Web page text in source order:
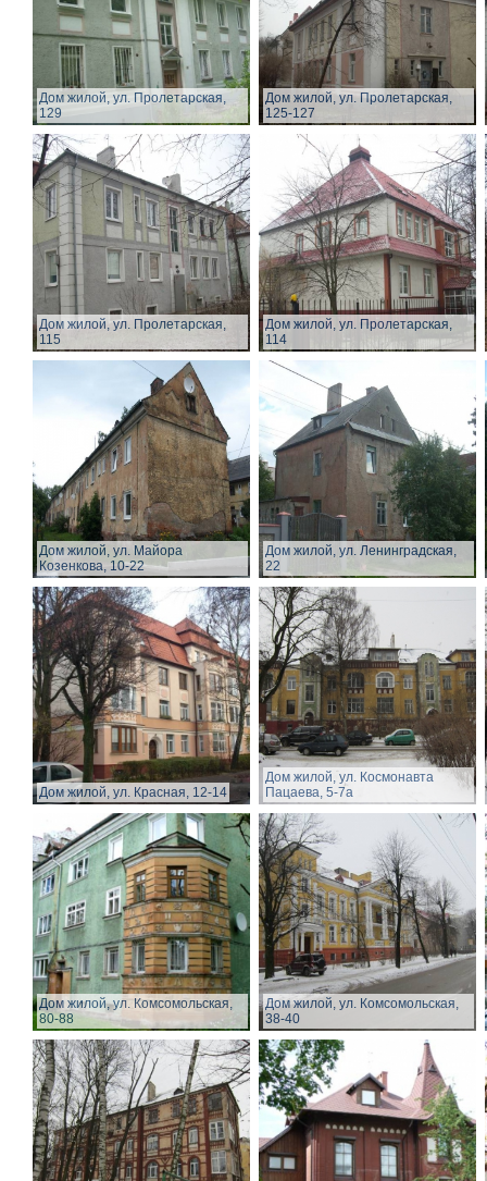
Дом жилой, ул. Пролетарская,
129
Дом жилой, ул. Пролетарская,
125-127
Дом жилой, ул. Пролетарская,
115
Дом жилой, ул. Пролетарская,
114
Дом жилой, ул. Майора
Козенкова, 10-22
Дом жилой, ул. Ленинградская,
22
Дом жилой, ул. Красная, 12-14
Дом жилой, ул. Космонавта
Пацаева, 5-7а
Дом жилой, ул. Комсомольская,
80-88
Дом жилой, ул. Комсомольская,
38-40